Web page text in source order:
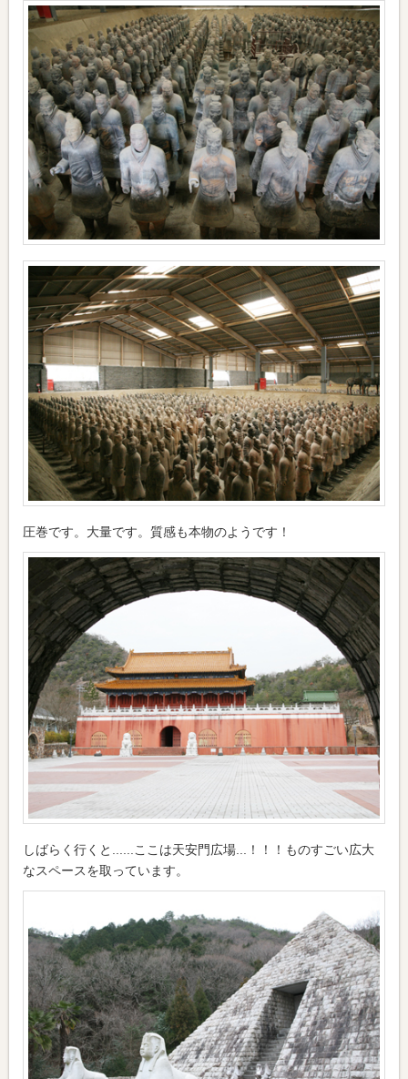
圧巻です。大量です。質感も本物のようです！
しばらく行くと......ここは天安門広場...！！！ものすごい広大
なスペースを取っています。